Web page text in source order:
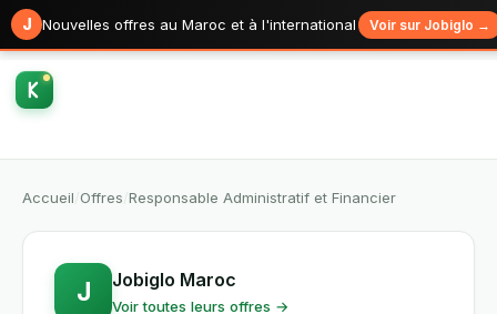
J Nouvelles offres au Maroc et à l'international Voir sur Jobiglo →
Accueil Offres Responsable Administratif et Financier
J Jobiglo Maroc
Voir toutes leurs offres →